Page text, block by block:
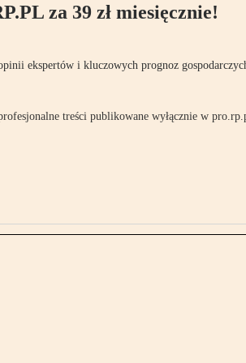
za 39 zł miesięcznie!
ekspertów i kluczowych prognoz
treści publikowane wyłącznie w